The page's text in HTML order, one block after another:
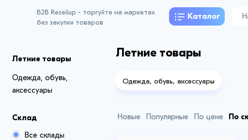
B2B Reseiiup - торгуйте на маркетах
без закупки товаров
Каталог
Летние товары
Одежда, обувь,
аксессуары
Склад
Все склады
Летние товары
Одежда, обувь, аксессуары
Новые Популярные По цене По